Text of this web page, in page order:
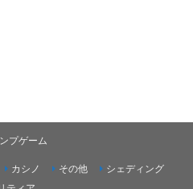
プゲーム
カシノ その他
シェディング